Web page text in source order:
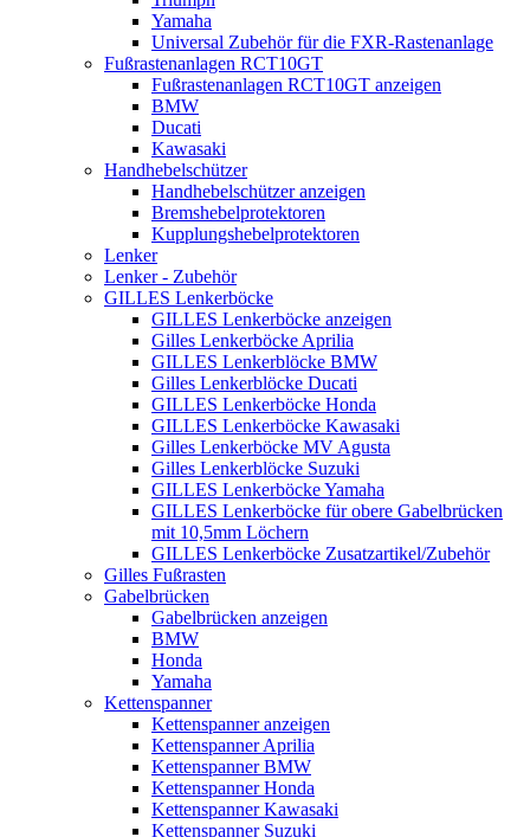
Yamaha
Universal Zubehör für die FXR-Rastenanlage
Fußrastenanlagen RCT10GT
Fußrastenanlagen RCT10GT anzeigen
BMW
Ducati
Kawasaki
Handhebelschützer
Handhebelschützer anzeigen
Bremshebelprotektoren
Kupplungshebelprotektoren
Lenker
Lenker - Zubehör
GILLES Lenkerböcke
GILLES Lenkerböcke anzeigen
Gilles Lenkerböcke Aprilia
GILLES Lenkerblöcke BMW
Gilles Lenkerblöcke Ducati
GILLES Lenkerböcke Honda
GILLES Lenkerböcke Kawasaki
Gilles Lenkerböcke MV Agusta
Gilles Lenkerblöcke Suzuki
GILLES Lenkerböcke Yamaha
GILLES Lenkerböcke für obere Gabelbrücken
mit 10,5mm Löchern
GILLES Lenkerböcke Zusatzartikel/Zubehör
Gilles Fußrasten
Gabelbrücken
Gabelbrücken anzeigen
BMW
Honda
Yamaha
Kettenspanner
Kettenspanner anzeigen
Kettenspanner Aprilia
Kettenspanner BMW
Kettenspanner Honda
Kettenspanner Kawasaki
Kettenspanner Suzuki